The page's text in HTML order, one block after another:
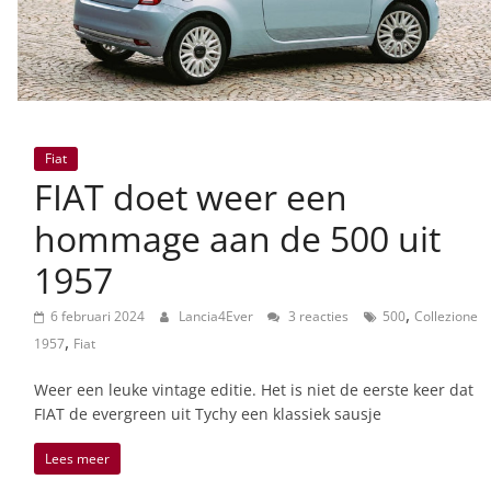
Fiat
FIAT doet weer een
hommage aan de 500 uit
1957
6 februari 2024 Lancia4Ever 3 reacties 500, Collezione
1957, Fiat
Weer een leuke vintage editie. Het is niet de eerste keer dat
FIAT de evergreen uit Tychy een klassiek sausje
Lees meer